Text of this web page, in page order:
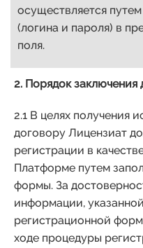
осуществляется
(логина и пароля) в
поля.
2. Порядок заключения
2.1 В целях получения
договору Лицензиат
регистрации в
Платформе путем
формы. За
информации,
регистрационной
ходе процедуры